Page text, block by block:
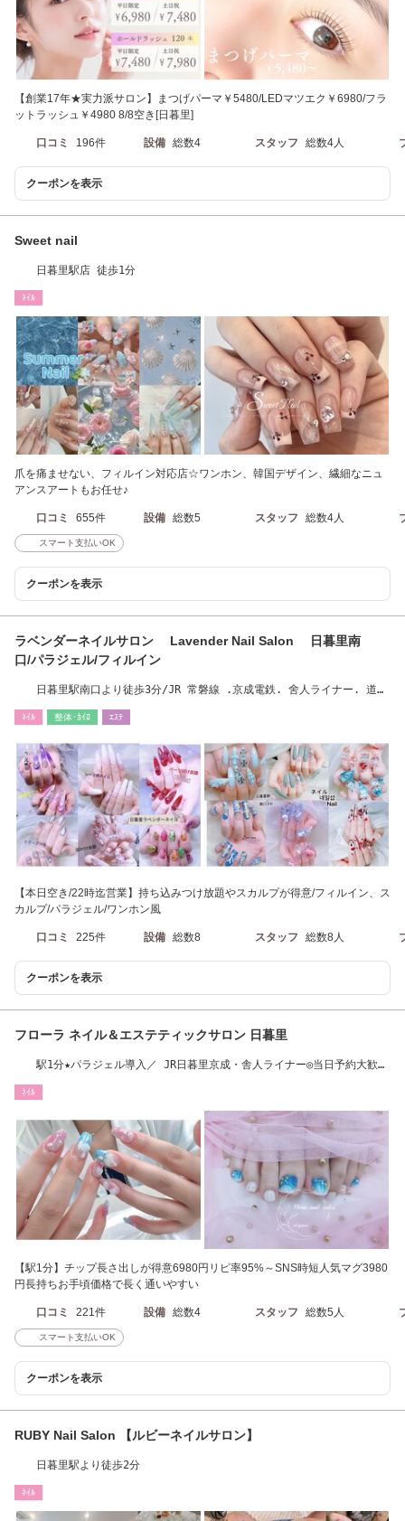
【創業17年★実力派サロン】まつげパーマ￥5480/LEDマツエク￥6980/フラ
ットラッシュ￥4980 8/8空き[日暮里]
口コミ 196件 設備 総数4 スタッフ 総数4人
クーポンを表示
Sweet nail
日暮里駅店 徒歩1分
ﾈｲﾙ
爪を痛ませない、フィルイン対応店☆ワンホン、韓国デザイン、繊細なニュ
アンスアートもお任せ♪
口コミ 655件 設備 総数5 スタッフ 総数4人
スマート支払いOK
クーポンを表示
ラベンダーネイルサロン Lavender Nail Salon 日暮里南
口/パラジェル/フィルイン
日暮里駅南口より徒歩3分/JR 常磐線 .京成電鉄. 舍人ライナー. 道端
ﾈｲﾙ 整体･ｶｲﾛ ｴｽﾃ
【本日空き/22時迄営業】持ち込みつけ放題やスカルプが得意/フィルイン、ス
カルプ/パラジェル/ワンホン風
口コミ 225件 設備 総数8 スタッフ 総数8人
クーポンを表示
フローラ ネイル＆エステティックサロン 日暮里
駅1分★パラジェル導入／ JR日暮里京成・舎人ライナー◎当日予約大歓
ﾈｲﾙ
【駅1分】チップ長さ出しが得意6980円リピ率95%～SNS時短人気マグ3980
円長持ちお手頃価格で長く通いやすい
口コミ 221件 設備 総数4 スタッフ 総数5人
スマート支払いOK
クーポンを表示
RUBY Nail Salon 【ルビーネイルサロン】
日暮里駅より徒歩2分
ﾈｲﾙ